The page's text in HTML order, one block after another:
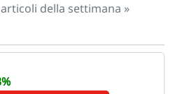
della settimana »